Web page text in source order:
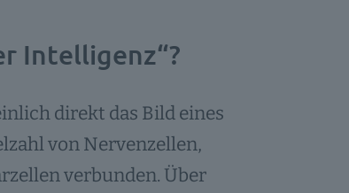
Intelligenz“?
direkt das Bild eines
von Nervenzellen,
verbunden. Über